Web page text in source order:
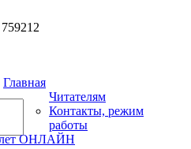
759212
Главная
Читателям
Контакты, режим
работы
ОНЛАЙН